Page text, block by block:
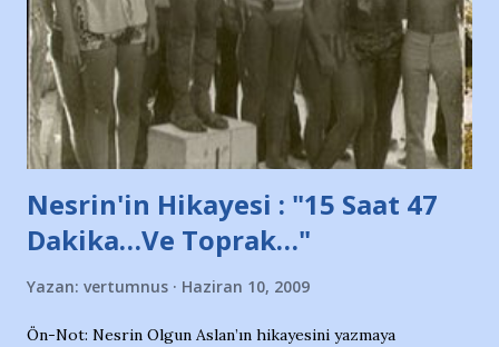
ait tanıtıcı ilanların asılmasına izin veren Bursa Büyükşehir
Belediyesi ile mağazaların bulunduğu alışveriş merkezlerini
de kınıyoruz'' diye de eklemiş .. Blogumuzda okuduğum bu
yazının hemen ardından bu habe...
Nesrin'in Hikayesi : "15 Saat 47
Dakika…Ve Toprak…"
Yazan: vertumnus Haziran 10, 2009
Ön-Not: Nesrin Olgun Aslan’ın hikayesini yazmaya